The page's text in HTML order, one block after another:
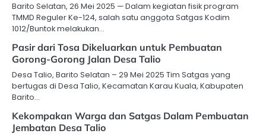
Barito Selatan, 26 Mei 2025 — Dalam kegiatan fisik program
TMMD Reguler Ke-124, salah satu anggota Satgas Kodim
1012/Buntok melakukan…
Pasir dari Tosa Dikeluarkan untuk Pembuatan
Gorong-Gorong Jalan Desa Talio
Desa Talio, Barito Selatan – 29 Mei 2025 Tim Satgas yang
bertugas di Desa Talio, Kecamatan Karau Kuala, Kabupaten
Barito…
Kekompakan Warga dan Satgas Dalam Pembuatan
Jembatan Desa Talio